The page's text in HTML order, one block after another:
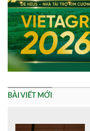
BÀI VIẾT MỚI